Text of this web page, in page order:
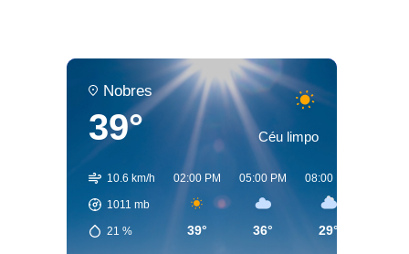
Nobres
39° Céu limpo
10.6 km/h
1011 mb
21 %
02:00 PM
39°
05:00 PM
36°
08:00 PM
29°